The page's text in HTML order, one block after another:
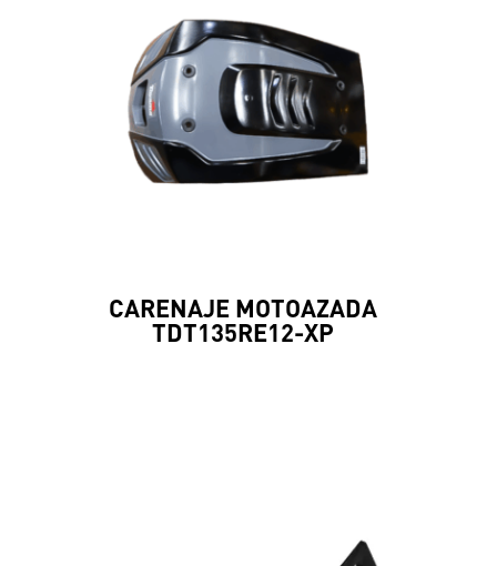
CARENAJE MOTOAZADA
TDT135RE12-XP